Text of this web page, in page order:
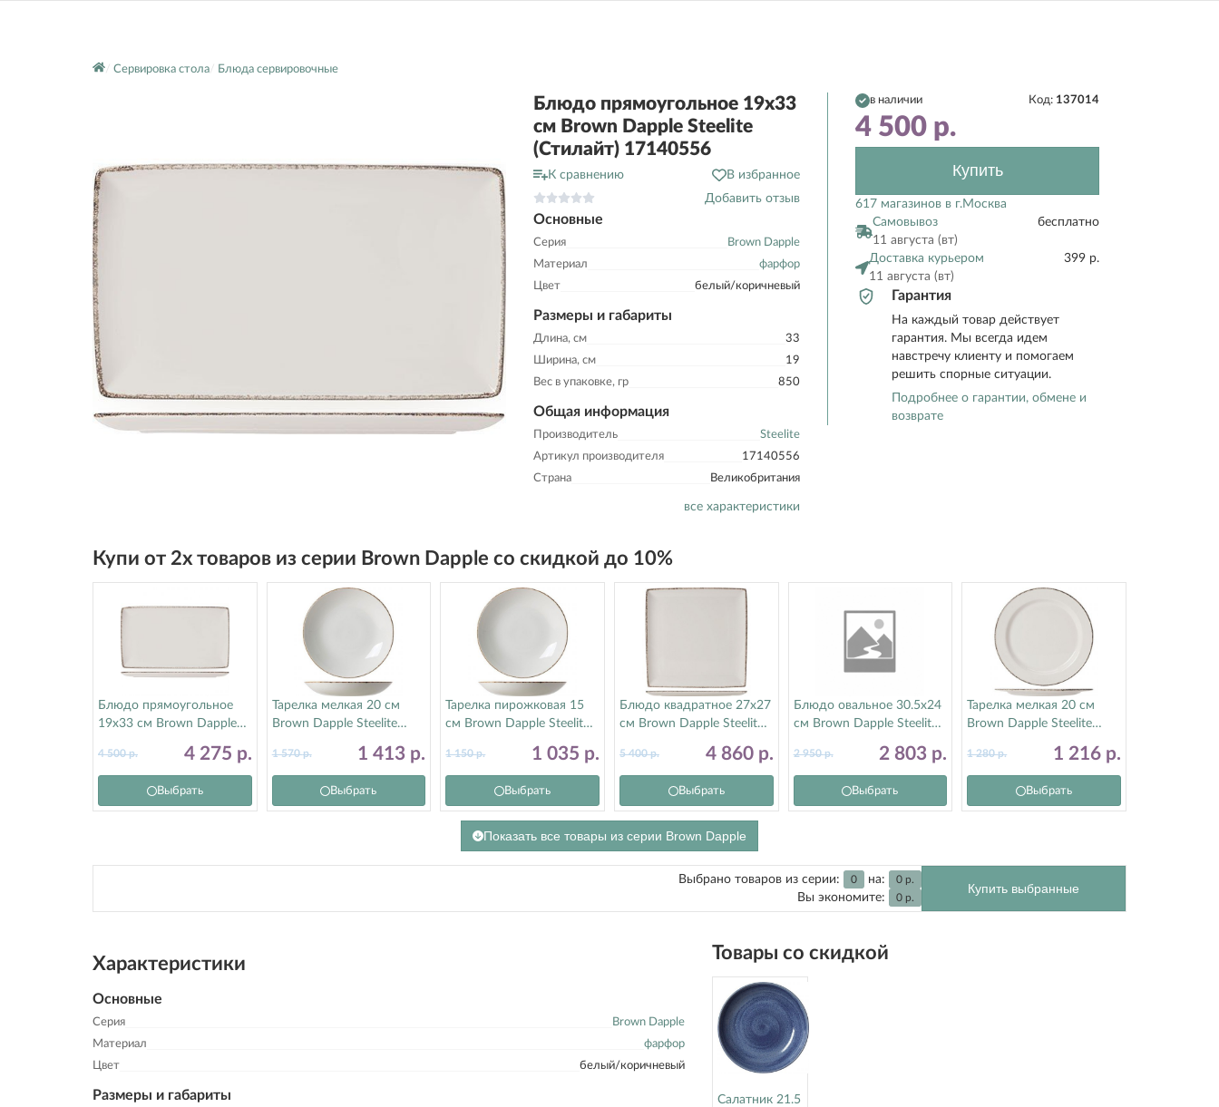
Сервировка стола Блюда сервировочные
Блюдо прямоугольное 19х33
см Brown Dapple Steelite
(Стилайт) 17140556
К сравнению
В избранное
Добавить отзыв
Основные
Серия
Brown Dapple
Материал
фарфор
Цвет
белый/коричневый
Размеры и габариты
Длина, см
33
Ширина, см
19
Вес в упаковке, гр
850
Общая информация
Производитель
Steelite
Артикул производителя
17140556
Страна
Великобритания
все характеристики
в наличии Код: 137014
4 500 р.
Купить
617 магазинов в г.Москва
Самовывоз
11 августа (вт)
бесплатно
Доставка курьером
11 августа (вт)
399 р.
Гарантия
На каждый товар действует
гарантия. Мы всегда идем
навстречу клиенту и помогаем
решить спорные ситуации.
Подробнее о гарантии, обмене и
возврате
Купи от 2х товаров из серии Brown Dapple со скидкой до 10%
Блюдо прямоугольное
19х33 см Brown Dapple
17140556
4 275 р.
4 500р.
Выбрать
Тарелка мелкая 20 см
Brown Dapple Steelite
1 413 р.
1 570р.
Выбрать
Тарелка пирожковая 15
см Brown Dapple Steelite
1 035 р.
1 150р.
Выбрать
Блюдо квадратное 27х27
см Brown Dapple Steelite
4 860 р.
5 400р.
Выбрать
Блюдо овальное 30.5х24
см Brown Dapple Steelite
2 803 р.
2 950р.
Выбрать
Тарелка мелкая 20 см
Brown Dapple Steelite
1 216 р.
1 280р.
Выбрать
Показать все товары из серии Brown Dapple
Выбрано товаров из серии: 0 на: 0 р.
Вы экономите: 0 р.
Купить выбранные
Характеристики
Основные
Серия
Brown Dapple
Материал
фарфор
Цвет
белый/коричневый
Размеры и габариты
Товары со скидкой
Салатник 21.5